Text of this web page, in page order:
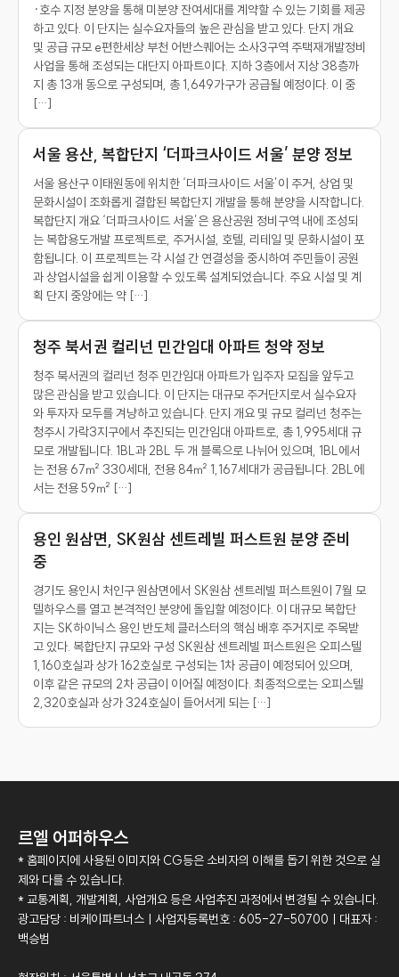
·호수 지정 분양을 통해 미분양 잔여세대를 계약할 수 있는 기회를 제공
하고 있다. 이 단지는 실수요자들의 높은 관심을 받고 있다. 단지 개요
및 공급 규모 e편한세상 부천 어반스퀘어는 소사3구역 주택재개발정비
사업을 통해 조성되는 대단지 아파트이다. 지하 3층에서 지상 38층까
지 총 13개 동으로 구성되며, 총 1,649가구가 공급될 예정이다. 이 중
[…]
서울 용산, 복합단지 ‘더파크사이드 서울’ 분양 정보
서울 용산구 이태원동에 위치한 ‘더파크사이드 서울’이 주거, 상업 및
문화시설이 조화롭게 결합된 복합단지 개발을 통해 분양을 시작합니다.
복합단지 개요 ‘더파크사이드 서울’은 용산공원 정비구역 내에 조성되
는 복합용도개발 프로젝트로, 주거시설, 호텔, 리테일 및 문화시설이 포
함됩니다. 이 프로젝트는 각 시설 간 연결성을 중시하여 주민들이 공원
과 상업시설을 쉽게 이용할 수 있도록 설계되었습니다. 주요 시설 및 계
획 단지 중앙에는 약 […]
청주 북서권 컬리넌 민간임대 아파트 청약 정보
청주 북서권의 컬리넌 청주 민간임대 아파트가 입주자 모집을 앞두고
많은 관심을 받고 있습니다. 이 단지는 대규모 주거단지로서 실수요자
와 투자자 모두를 겨냥하고 있습니다. 단지 개요 및 규모 컬리넌 청주는
청주시 가락3지구에서 추진되는 민간임대 아파트로, 총 1,995세대 규
모로 개발됩니다. 1BL과 2BL 두 개 블록으로 나뉘어 있으며, 1BL에서
는 전용 67㎡ 330세대, 전용 84㎡ 1,167세대가 공급됩니다. 2BL에
서는 전용 59㎡ […]
용인 원삼면, SK원삼 센트레빌 퍼스트원 분양 준비
중
경기도 용인시 처인구 원삼면에서 SK원삼 센트레빌 퍼스트원이 7월 모
델하우스를 열고 본격적인 분양에 돌입할 예정이다. 이 대규모 복합단
지는 SK하이닉스 용인 반도체 클러스터의 핵심 배후 주거지로 주목받
고 있다. 복합단지 규모와 구성 SK원삼 센트레빌 퍼스트원은 오피스텔
1,160호실과 상가 162호실로 구성되는 1차 공급이 예정되어 있으며,
이후 같은 규모의 2차 공급이 이어질 예정이다. 최종적으로는 오피스텔
2,320호실과 상가 324호실이 들어서게 되는 […]
르엘 어퍼하우스
* 홈페이지에 사용된 이미지와 CG등은 소비자의 이해를 돕기 위한 것으로 실
제와 다를 수 있습니다.
* 교통계획, 개발계획, 사업개요 등은 사업추진 과정에서 변경될 수 있습니다.
광고담당 : 비케이파트너스ㅣ사업자등록번호 : 605-27-50700ㅣ대표자 :
백승범